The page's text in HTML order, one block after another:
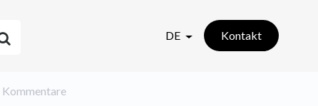
DE Kontakt
Kommentare